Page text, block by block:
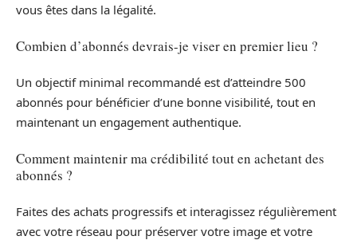
vous êtes dans la légalité.
Combien d’abonnés devrais-je viser en premier lieu ?
Un objectif minimal recommandé est d’atteindre 500
abonnés pour bénéficier d’une bonne visibilité, tout en
maintenant un engagement authentique.
Comment maintenir ma crédibilité tout en achetant des
abonnés ?
Faites des achats progressifs et interagissez régulièrement
avec votre réseau pour préserver votre image et votre